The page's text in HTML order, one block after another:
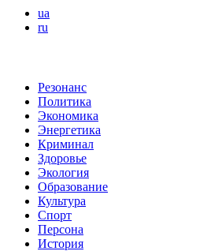
ua
ru
Резонанс
Политика
Экономика
Энергетика
Криминал
Здоровье
Экология
Образование
Культура
Спорт
Персона
История